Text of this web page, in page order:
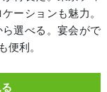
ーションも魅力。
選べる。宴会がで
便利。